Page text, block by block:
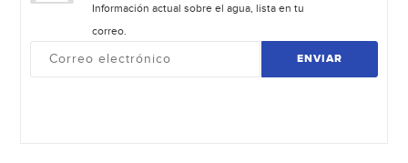
Información actual sobre el agua, lista en tu
correo.
ENVIAR